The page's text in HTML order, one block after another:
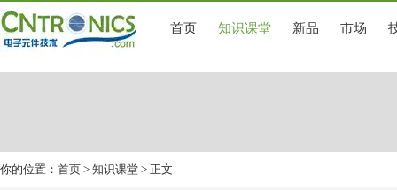
首页 知识课堂 新品 市场
你的位置： 首页 > 知识课堂 > 正文